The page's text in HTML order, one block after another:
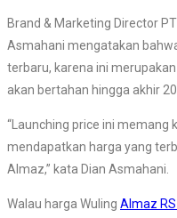
Brand & Marketing Director
Asmahani mengatakan
terbaru, karena ini
akan bertahan hingga akhir
“Launching price ini
mendapatkan harga yang
Almaz,” kata Dian Asmahani.
Walau harga Wuling Almaz